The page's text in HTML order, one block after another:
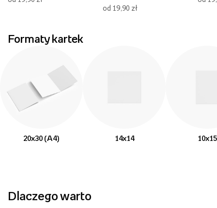
od 19,90 zł
Formaty kartek
20x30 (A4) 14x14 10x15
Dlaczego warto